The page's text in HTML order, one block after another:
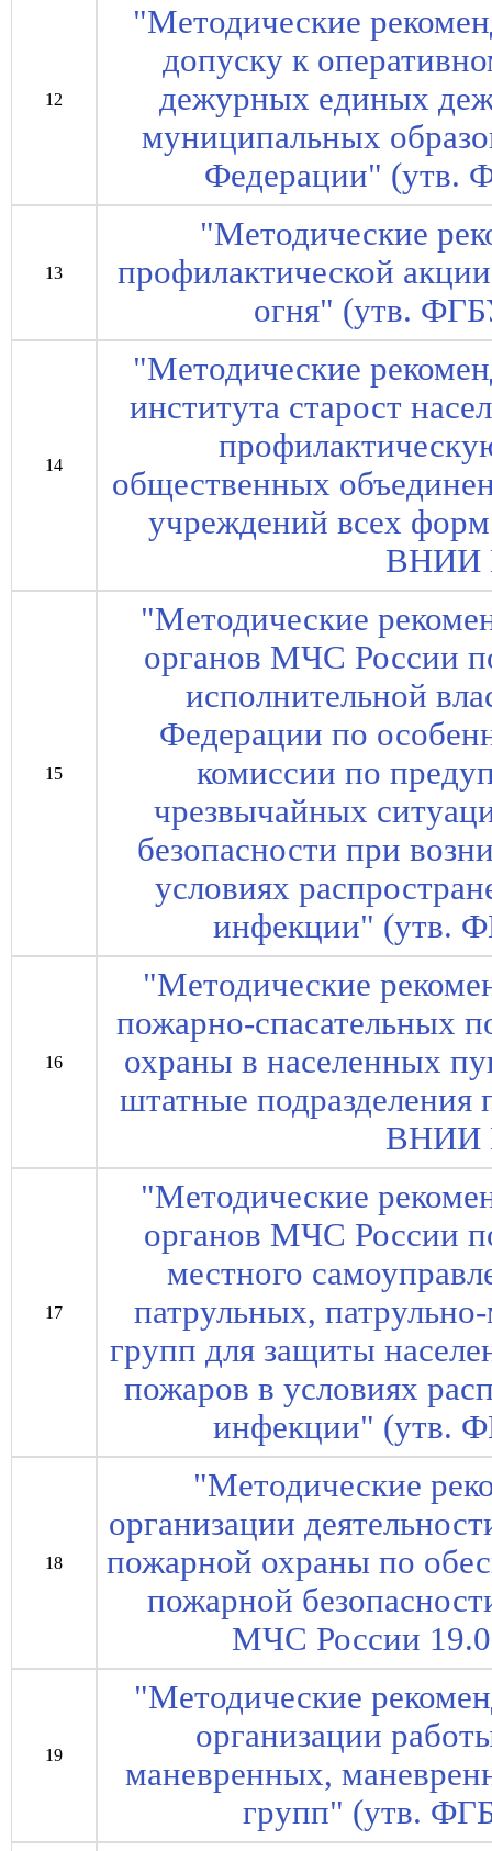
12
"Методические
допуску к
дежурных единых
муниципальных
Федерации"
13
"Методические
профилактической
огня" (утв.
14
"Методические
института старост
общественных
учреждений всех
ВНИИ
15
"Методические
органов МЧС России
исполнительной
Федерации по
комиссии по
чрезвычайных
безопасности при
условиях
инфекции"
16
"Методические
пожарно-спасательных
охраны в населенных
штатные
ВНИИ
17
"Методические
органов МЧС России
местного
патрульных,
групп для защиты
пожаров в условиях
инфекции"
18
"Методические
организации
пожарной охраны по
пожарной
МЧС России
19
"Методические
организации
маневренных,
групп" (утв.